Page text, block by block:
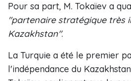
Pour sa part, M. Tokaïev a
"partenaire stratégique très
Kazakhstan".
La Turquie a été le premier
l'indépendance du